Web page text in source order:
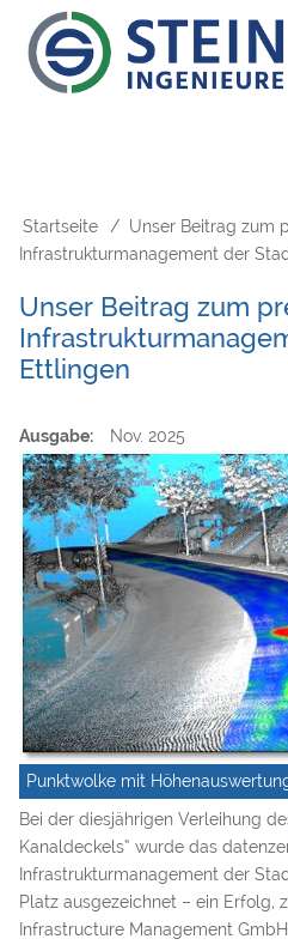
zum
Inhalt
Main
navigation
Pfadnavigation
Startseite
Unser Beitrag zum
Infrastrukturmanagement der
Unser Beitrag zum
Ettlingen
Ausgabe Nov. 2025
Punktwolke mit
Bei der diesjährigen Verleihung
Kanaldeckels“ wurde das
Infrastrukturmanagement der
Platz ausgezeichnet – ein Erfolg,
Infrastructure Management GmbH